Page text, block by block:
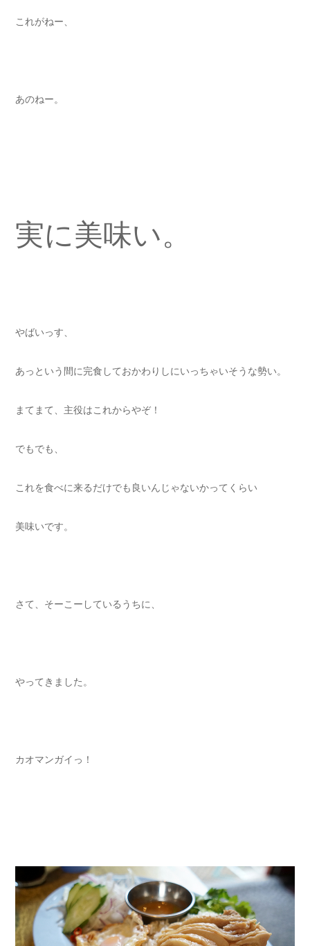
これがねー、
あのねー。
実に美味い。
やばいっす、
あっという間に完食しておかわりしにいっちゃいそうな勢い。
まてまて、主役はこれからやぞ！
でもでも、
これを食べに来るだけでも良いんじゃないかってくらい
美味いです。
さて、そーこーしているうちに、
やってきました。
カオマンガイっ！